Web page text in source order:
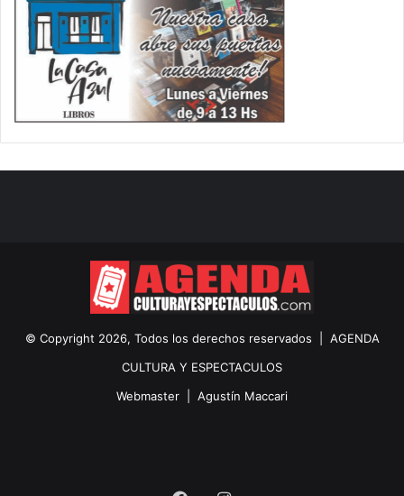
© Copyright 2026, Todos los derechos reservados | AGENDA
CULTURA Y ESPECTACULOS
Webmaster | Agustín Maccari